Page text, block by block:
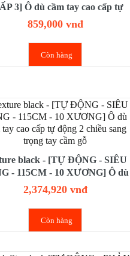
3] Ô dù cầm tay cao cấp tự
2 chiều gấp 3 gọn nhẹ chống
tia UV
859,000 vnđ
Còn hàng
black - [TỰ ĐỘNG - SIÊU
- 115CM - 10 XƯƠNG] Ô dù
tay cao cấp tự động 2 chiều
sang trọng tay cầm gỗ
2,374,920 vnđ
Còn hàng